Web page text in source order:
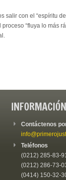
salir con el “espíritu
“fluya lo más
Contáctenos
Teléfonos
(0212) 285-83-
(0212) 286-73-
(0414) 150-32-